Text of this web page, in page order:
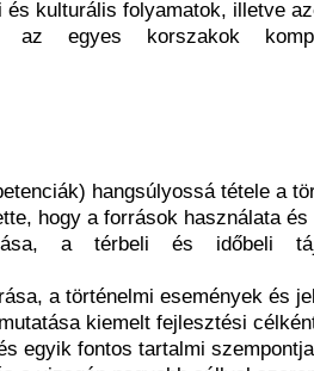
és kulturális folyamatok, illetve
az egyes korszakok
hangsúlyossá tétele a
hogy a források használata
a térbeli és időbeli
a történelmi események és
kiemelt fejlesztési
egyik fontos tartalmi